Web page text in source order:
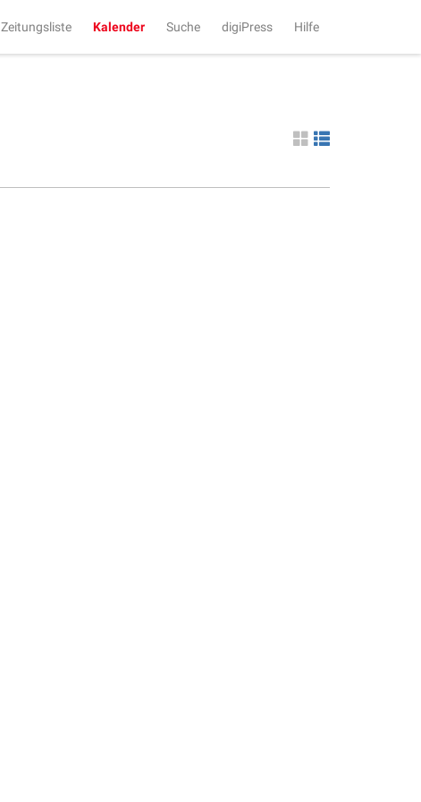
Zeitungsliste Kalender Suche digiPress Hilfe